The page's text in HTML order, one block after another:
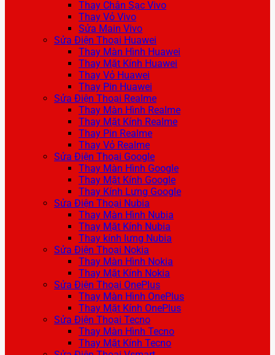
Thay Chân Sạc Vivo
Thay Vỏ Vivo
Sửa Main Vivo
Sửa Điện Thoại Huawei
Thay Màn Hình Huawei
Thay Mặt Kính Huawei
Thay Vỏ Huawei
Thay Pin Huawei
Sửa Điện Thoại Realme
Thay Màn Hình Realme
Thay Mặt Kính Realme
Thay Pin Realme
Thay Vỏ Realme
Sửa Điện Thoại Google
Thay Màn Hình Google
Thay Mặt Kính Google
Thay Kính Lưng Google
Sửa Điện Thoại Nubia
Thay Màn Hình Nubia
Thay Mặt Kính Nubia
Thay kính lưng Nubia
Sửa Điện Thoại Nokia
Thay Màn Hình Nokia
Thay Mặt Kính Nokia
Sửa Điện Thoại OnePlus
Thay Màn Hình OnePlus
Thay Mặt Kính OnePlus
Sửa Điện Thoại Tecno
Thay Màn Hình Tecno
Thay Mặt Kính Tecno